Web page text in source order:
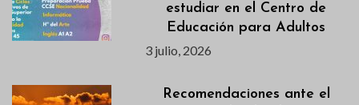
estudiar en el Centro de
Educación para Adultos
3 julio, 2026
Recomendaciones ante el